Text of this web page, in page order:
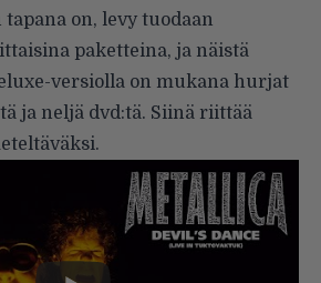
on, levy tuodaan
paketteina, ja näistä
versiolla on mukana hurjat
ja neljä dvd:tä. Siinä riittää